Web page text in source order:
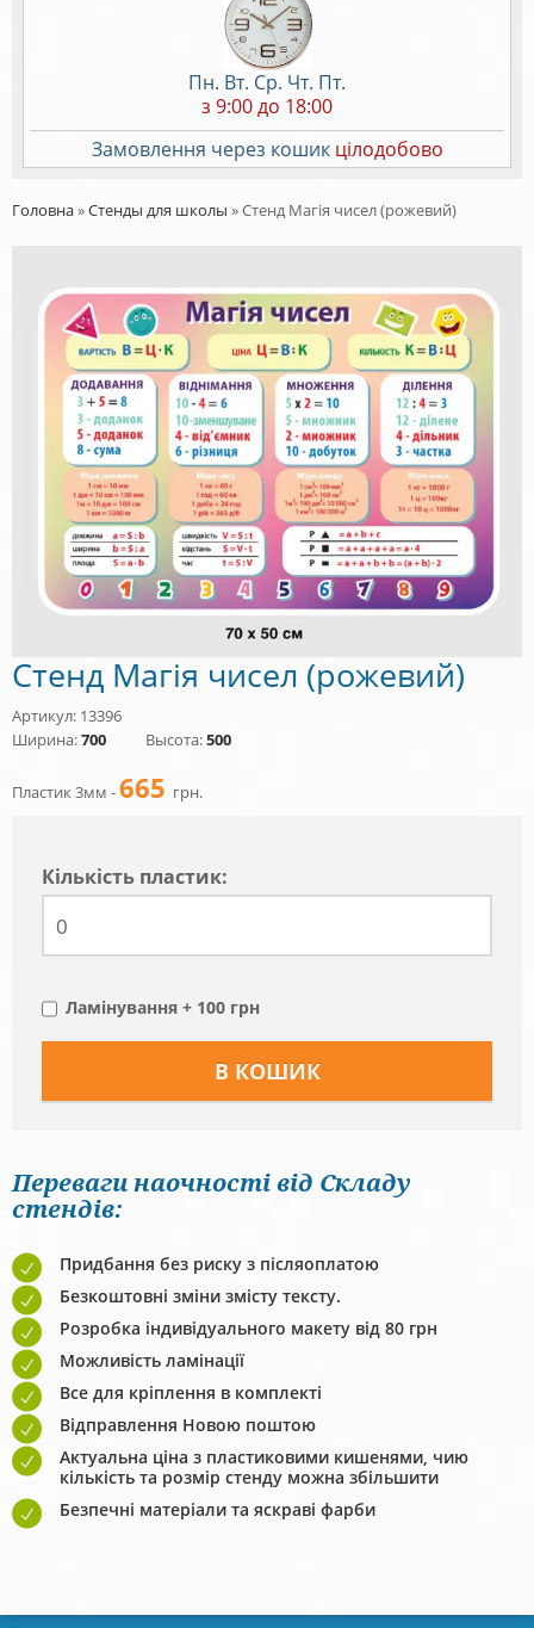
Пн. Вт. Ср. Чт. Пт.
з 9:00 до 18:00
Замовлення через кошик цілодобово
Головна»Стенды для школы »Стенд Магія чисел (рожевий)
Стенд Магія чисел (рожевий)
Артикул: 13396
Ширина:700 Высота:500
Пластик 3мм -665 грн.
Кiлькiсть пластик:
Ламінування + 100 грн
Переваги наочності від Складу
стендів:
Придбання без риску з післяоплатою
Безкоштовні зміни змісту тексту.
Розробка індивідуального макету від 80 грн
Можливість ламінації
Все для кріплення в комплекті
Відправлення Новою поштою
Актуальна ціна з пластиковими кишенями, чию
кількість та розмір стенду можна збільшити
Безпечні матеріали та яскраві фарби